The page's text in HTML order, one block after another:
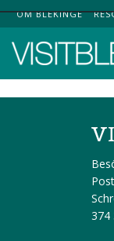
Top Menu
OM BLEKINGE
374